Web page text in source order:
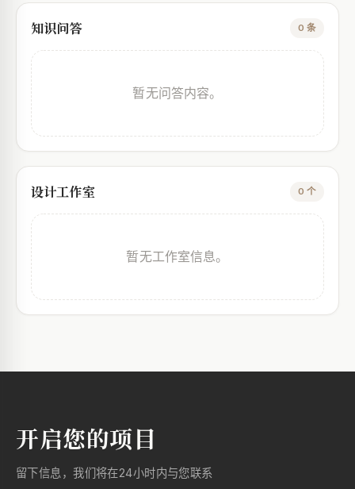
知识问答 0 条
暂无问答内容。
设计工作室 0 个
暂无工作室信息。
开启您的项目
留下信息，我们将在24小时内与您联系